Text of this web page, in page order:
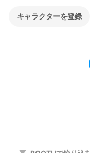
キャラクターを登録